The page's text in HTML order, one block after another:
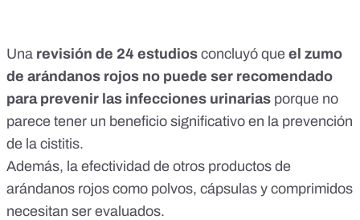
Una revisión de 24 estudios concluyó que el zumo
de arándanos rojos no puede ser recomendado
para prevenir las infecciones urinarias porque no
parece tener un beneficio significativo en la prevención
de la cistitis.
Además, la efectividad de otros productos de
arándanos rojos como polvos, cápsulas y comprimidos
necesitan ser evaluados.